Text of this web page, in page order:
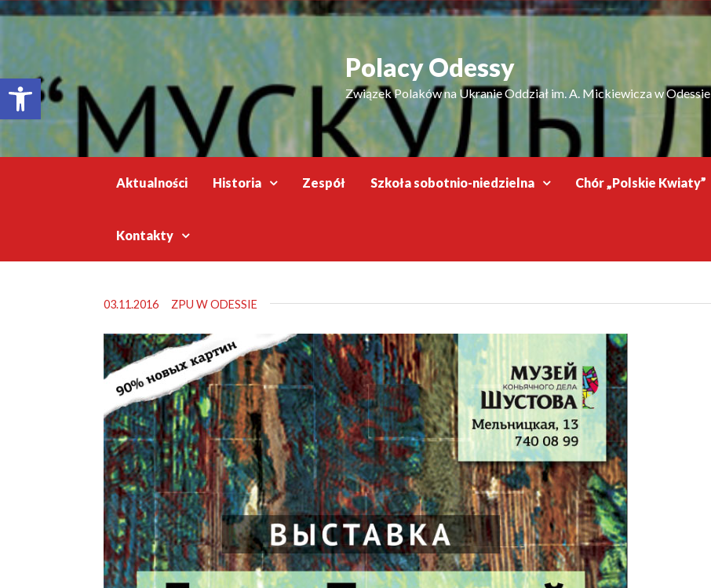
Відкрити Панель інструментів
Polacy Odessy
Związek Polaków na Ukranie Oddział im. A. Mickiewicza w Odessie
Aktualności Historia Zespół Szkoła sobotnio-niedzielna Chór „Polskie Kwiaty”
Kontakty
03.11.2016 ZPU W ODESSIE